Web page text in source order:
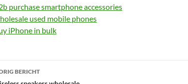
purchase smartphone accessories
used mobile phones
iPhone in bulk
BERICHT